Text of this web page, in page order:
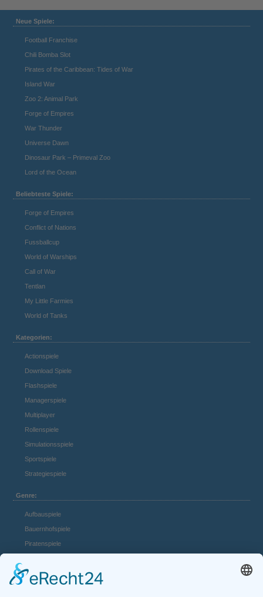
Neue Spiele:
Football Franchise
Chili Bomba Slot
Pirates of the Caribbean: Tides of War
Island War
Zoo 2: Animal Park
Forge of Empires
War Thunder
Universe Dawn
Dinosaur Park – Primeval Zoo
Lord of the Ocean
Beliebteste Spiele:
Forge of Empires
Conflict of Nations
Fussballcup
World of Warships
Call of War
Tentlan
My Little Farmies
World of Tanks
Kategorien:
Actionspiele
Download Spiele
Flashspiele
Managerspiele
Multiplayer
Rollenspiele
Simulationsspiele
Sportspiele
Strategiespiele
Genre:
Aufbauspiele
Bauernhofspiele
Piratenspiele
Mädchenspiele